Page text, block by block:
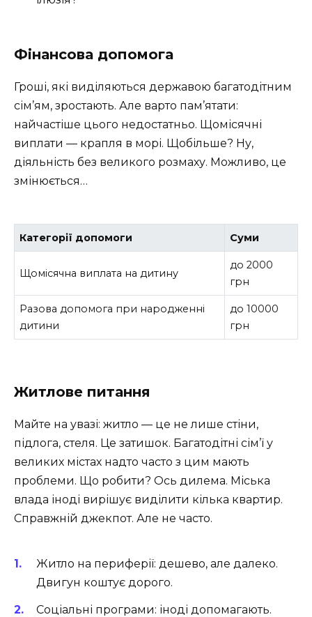
Фінансова допомога
Гроші, які виділяються державою багатодітним
сім’ям, зростають. Але варто пам’ятати:
найчастіше цього недостатньо. Щомісячні
виплати — крапля в морі. Щобільше? Ну,
діяльність без великого розмаху. Можливо, це
змінюється…
Категорії допомоги Суми
Щомісячна виплата на дитину
до 2000
грн
Разова допомога при народженні
дитини
до 10000
грн
Житлове питання
Майте на увазі: житло — це не лише стіни,
підлога, стеля. Це затишок. Багатодітні сім’ї у
великих містах надто часто з цим мають
проблеми. Що робити? Ось дилема. Міська
влада іноді вирішує виділити кілька квартир.
Справжній джекпот. Але не часто.
Житло на периферії: дешево, але далеко.
Двигун коштує дорого.
Соціальні програми: іноді допомагають.